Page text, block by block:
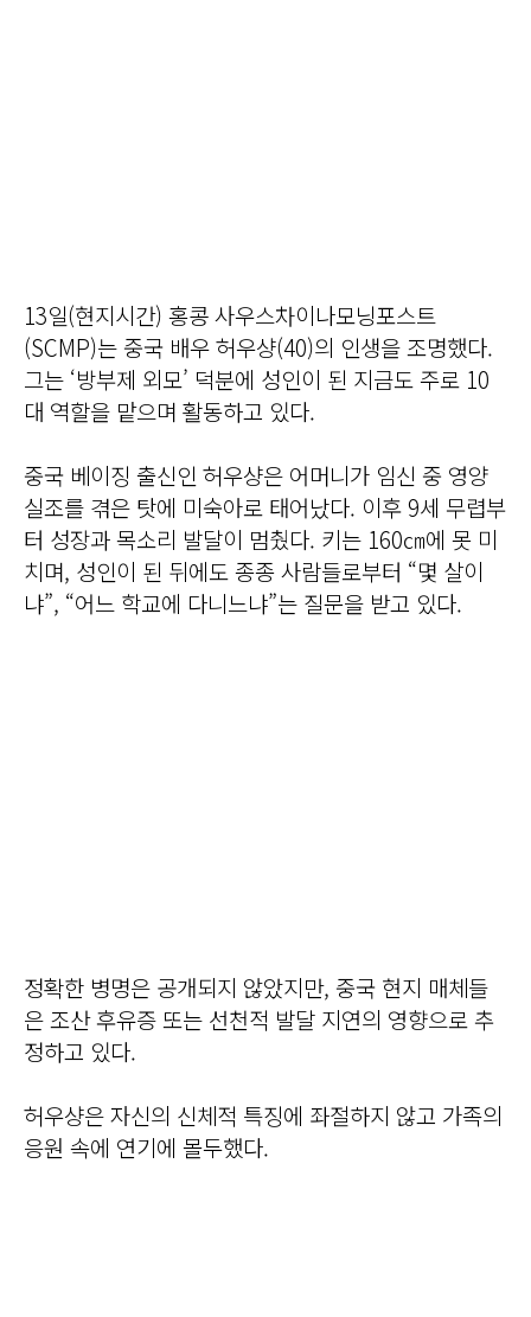
13일(현지시간) 홍콩 사우스차이나모닝포스트
(SCMP)는 중국 배우 허우샹(40)의 인생을 조명했다.
그는 ‘방부제 외모’ 덕분에 성인이 된 지금도 주로 10
대 역할을 맡으며 활동하고 있다.
중국 베이징 출신인 허우샹은 어머니가 임신 중 영양
실조를 겪은 탓에 미숙아로 태어났다. 이후 9세 무렵부
터 성장과 목소리 발달이 멈췄다. 키는 160㎝에 못 미
치며, 성인이 된 뒤에도 종종 사람들로부터 “몇 살이
냐”, “어느 학교에 다니느냐”는 질문을 받고 있다.
정확한 병명은 공개되지 않았지만, 중국 현지 매체들
은 조산 후유증 또는 선천적 발달 지연의 영향으로 추
정하고 있다.
허우샹은 자신의 신체적 특징에 좌절하지 않고 가족의
응원 속에 연기에 몰두했다.